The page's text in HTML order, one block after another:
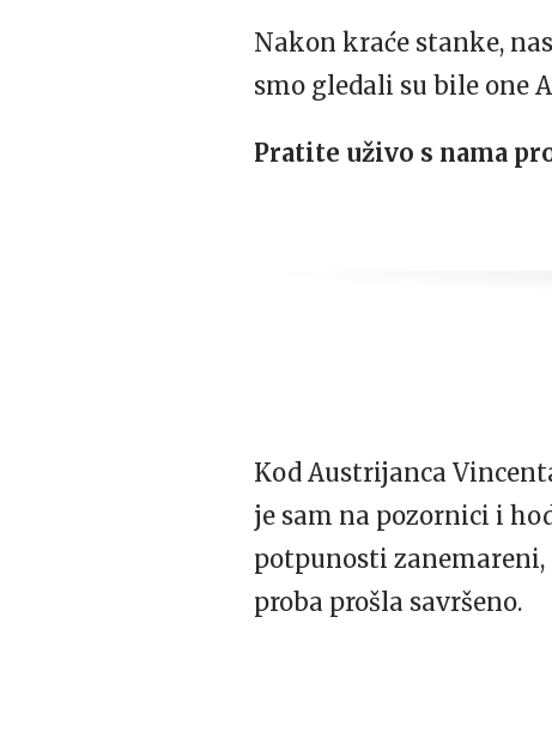
Nakon kraće stanke,
smo gledali su bile one
Pratite uživo s nama
Kod Austrijanca
je sam na pozornici i
potpunosti zanemareni,
proba prošla savršeno.